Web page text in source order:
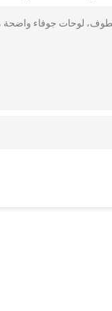
لوحات جوفاء